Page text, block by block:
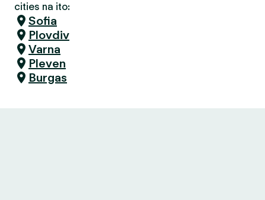
cities na ito:
Sofia
Plovdiv
Varna
Pleven
Burgas